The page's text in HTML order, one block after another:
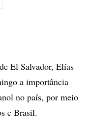
El Salvador, Elías
a importância
no país, por meio
e Brasil.